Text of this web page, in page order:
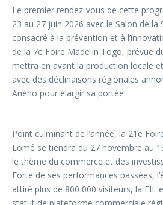
Le premier rendez-vous de cette
23 au 27 juin 2026 avec le Salon de la
consacré à la prévention et à
de la 7e Foire Made in Togo, prévue
mettra en avant la production locale
avec des déclinaisons régionales
Aného pour élargir sa portée.
Point culminant de l’année, la 21e
Lomé se tiendra du 27 novembre au
le thème du commerce et des
Forte de ses performances passées,
attiré plus de 800 000 visiteurs, la FIL